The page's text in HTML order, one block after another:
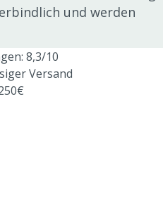
und werden
8,3/10
Versand